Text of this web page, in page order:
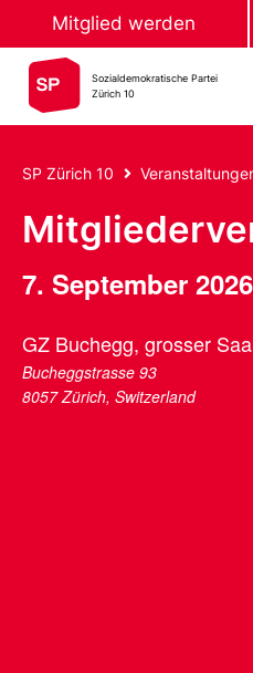
Mitglied werden
Sozialdemokratische Partei
Zürich 10
SP Zürich 10
7. September 2026
GZ Buchegg, grosser
Bucheggstrasse 93
8057 Zürich, Switzerland